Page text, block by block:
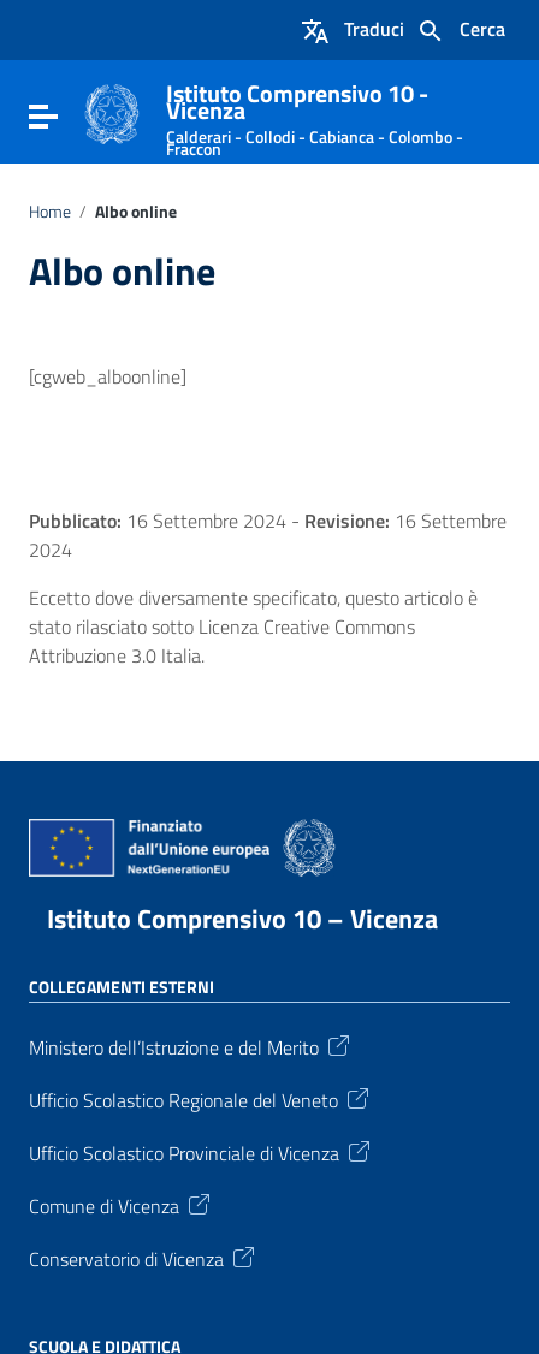
Vai al footer
Cerca
Traduci
Attiva / disattiva la navigazione
Istituto Comprensivo 10 -
Vicenza
Calderari - Collodi - Cabianca - Colombo -
Fraccon
Home / Albo online
Albo online
[cgweb_alboonline]
Pubblicato: 16 Settembre 2024 - Revisione: 16 Settembre
2024
Eccetto dove diversamente specificato, questo articolo è
stato rilasciato sotto Licenza Creative Commons
Attribuzione 3.0 Italia.
Istituto Comprensivo 10 – Vicenza
COLLEGAMENTI ESTERNI
Ministero dell’Istruzione e del Merito
Ufficio Scolastico Regionale del Veneto
Ufficio Scolastico Provinciale di Vicenza
Comune di Vicenza
Conservatorio di Vicenza
SCUOLA E DIDATTICA